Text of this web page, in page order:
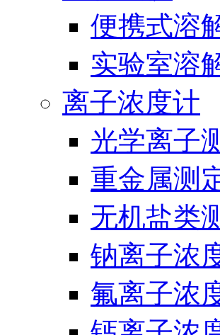
便携式溶
实验室溶
离子浓度计
光学离子
重金属测
无机盐类
钠离子浓
氟离子浓